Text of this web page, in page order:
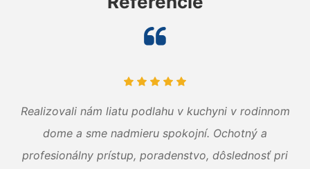
Realizovali nám liatu podlahu v kuchyni v rodinnom
dome a sme nadmieru spokojní. Ochotný a
profesionálny prístup, poradenstvo, dôslednosť pri